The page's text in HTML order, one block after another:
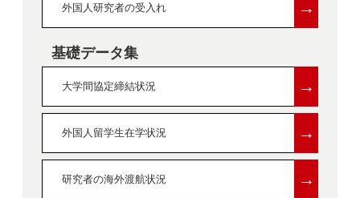
外国人研究者の受入れ →
基礎データ集
大学間協定締結状況 →
外国人留学生在学状況 →
研究者の海外渡航状況 →